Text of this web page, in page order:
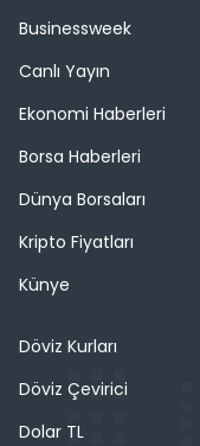
Businessweek
Canlı Yayın
Ekonomi Haberleri
Borsa Haberleri
Dünya Borsaları
Kripto Fiyatları
Künye
Döviz Kurları
Döviz Çevirici
Dolar TL